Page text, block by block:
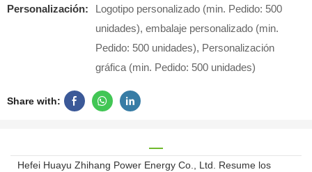
Personalización:
Logotipo personalizado (min. Pedido: 500
unidades), embalaje personalizado (min.
Pedido: 500 unidades), Personalización
gráfica (min. Pedido: 500 unidades)
Share with:
Hefei Huayu Zhihang Power Energy Co., Ltd. Resume los